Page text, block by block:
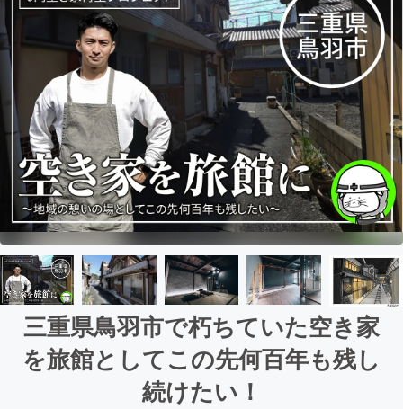
三重県鳥羽市で朽ちていた空き家
を旅館としてこの先何百年も残し
続けたい！